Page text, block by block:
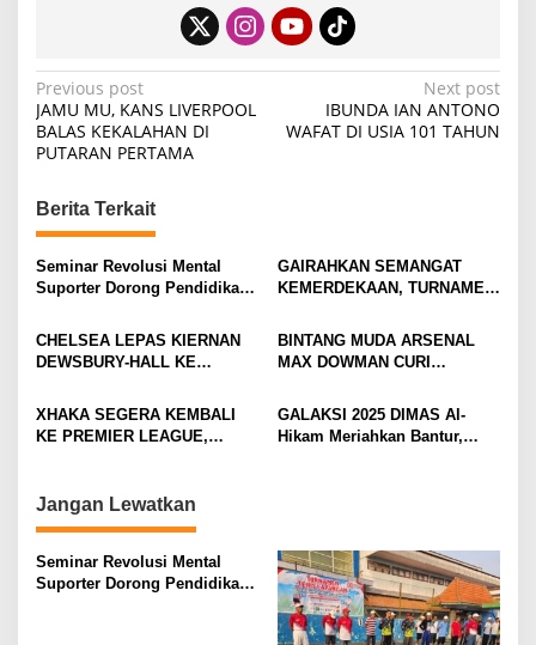
P
o
s
t
n
a
v
i
g
t
o
n
Previous post
JAMU MU, KANS LIVERPOOL
BALAS KEKALAHAN DI
PUTARAN PERTAMA
Next post
IBUNDA IAN ANTONO
WAFAT DI USIA 101 TAHUN
Berita Terkait
Seminar Revolusi Mental
Suporter Dorong Pendidikan
GAIRAHKAN SEMANGAT
KEMERDEKAAN, TURNAMEN
MOJOKERTO RAYA RESMI
BERGULIR
CHELSEA LEPAS KIERNAN
DEWSBURY-HALL KE
SANG GELANDANG DIMULAI
BINTANG MUDA ARSENAL
MAX DOWMAN CURI
PRAMUSIM ASIA
XHAKA SEGERA KEMBALI
KE PREMIER LEAGUE,
GALAKSI 2025 DIMAS Al-
Hikam Meriahkan Bantur,
Jangan Lewatkan
Seminar Revolusi Mental
Suporter Dorong Pendidikan